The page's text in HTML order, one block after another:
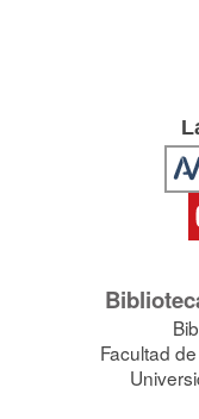
Facultad